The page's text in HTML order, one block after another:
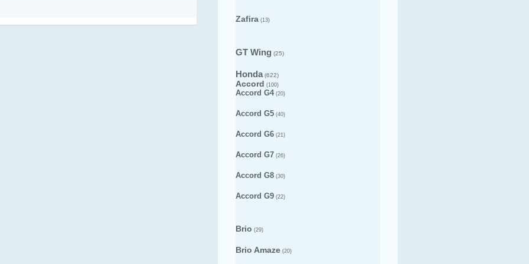
Zafira (13)
GT Wing (25)
Honda (622)
Accord (100)
Accord G4(20)
Accord G5 (40)
Accord G6 (21)
Accord G7 (26)
Accord G8 (30)
Accord G9 (22)
Brio (29)
Brio Amaze (20)